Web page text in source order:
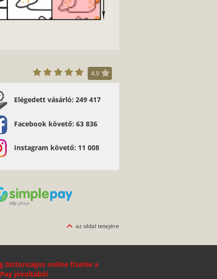
4.9
Elégedett vásárló: 249 417
Facebook követő: 63 836
Instagram követő: 11 008
az oldal tetejére
biztonságos online fizetés a
jóvoltából